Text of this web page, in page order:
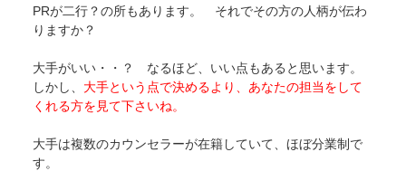
PRが二行？の所もあります。 それでその方の人柄が伝わ
りますか？
大手がいい・・？ なるほど、いい点もあると思います。
しかし、 大手という点で決めるより、あなたの担当をして
くれる方を見て下さいね。
大手は複数のカウンセラーが在籍していて、ほぼ分業制で
す。